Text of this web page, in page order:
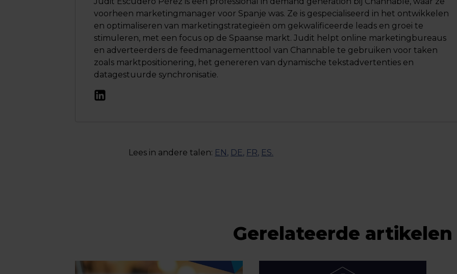
voorheen marketingmanager voor Spanje was. Ze is gespecialiseerd in het ontwikkelen
en optimaliseren van marketingstrategieën om gekwalificeerde leads en groei te
stimuleren, met een focus op de Spaanse markt. Judit helpt online marketingbureaus
en adverteerders de feedmanagementtool van Channable te gebruiken voor taken
zoals marktpositionering, het genereren van dynamische tekstadvertenties en
datagestuurde synchronisatie.
Lees in andere talen: EN, DE, FR, ES.
Gerelateerde artikelen